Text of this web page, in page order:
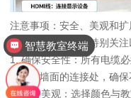
注意事项：安全、美观和扩
在布线过程中需要特别关注
1. 确保安全性：所有电缆
地面与墙面的连接处，确
2. 保持美观：选择颜色与
智慧教室终端